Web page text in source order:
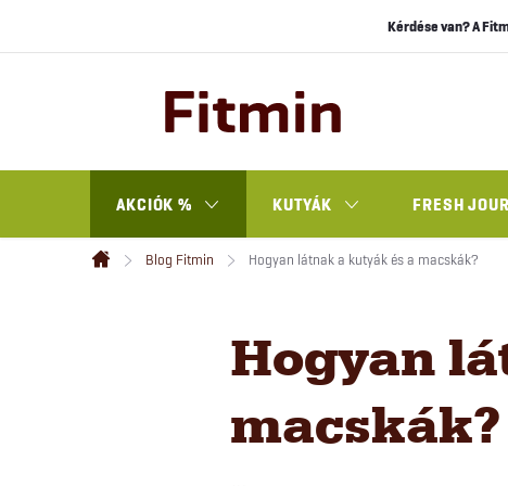
Kérdése van? A
AKCIÓK % KUTYÁK FRESH
Kezdőlap
Blog Fitmin Hogyan látnak a kutyák és a macskák?
Hogyan
macskák?